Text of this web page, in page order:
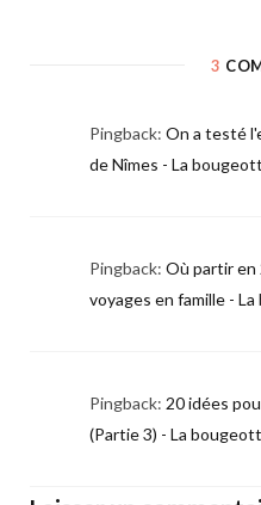
3
Pingback: On a testé
de Nîmes - La
Pingback: Où partir en
voyages en famille -
Pingback: 20 idées
(Partie 3) - La